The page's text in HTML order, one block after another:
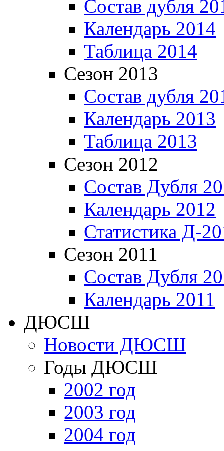
Состав дубля
Календарь 2014
Таблица 2014
Сезон 2013
Состав дубля
Календарь 2013
Таблица 2013
Сезон 2012
Состав Дубля
Календарь 2012
Статистика Д-
Сезон 2011
Состав Дубля
Календарь 2011
ДЮСШ
Новости ДЮСШ
Годы ДЮСШ
2002 год
2003 год
2004 год